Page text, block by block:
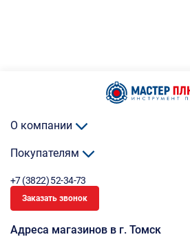
О компании
Покупателям
+7 (3822) 52-34-73
Заказать звонок
Адреса магазинов в г. Томск